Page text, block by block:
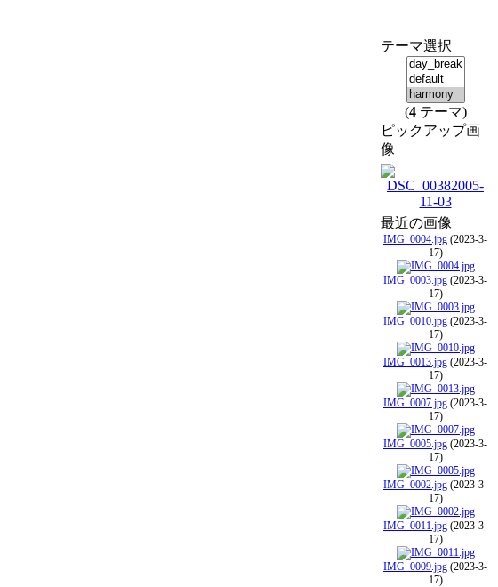
テーマ選択
(4テーマ)
ピックアップ画
像
最近の画像
IMG_0004.jpg (2023-3-
17)
IMG_0003.jpg (2023-3-
17)
IMG_0010.jpg (2023-3-
17)
IMG_0013.jpg (2023-3-
17)
IMG_0007.jpg (2023-3-
17)
IMG_0005.jpg (2023-3-
17)
IMG_0002.jpg (2023-3-
17)
IMG_0011.jpg (2023-3-
17)
IMG_0009.jpg (2023-3-
17)